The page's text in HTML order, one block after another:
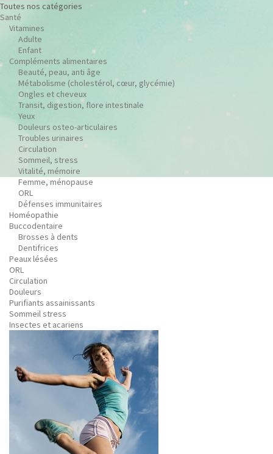
Toutes nos catégories
Santé
Vitamines
Adulte
Enfant
Compléments alimentaires
Beauté, peau, anti âge
Métabolisme (cholestérol, cœur, glycémie)
Ongles et cheveux
Transit, digestion, flore intestinale
Yeux
Douleurs osteo-articulaires
Troubles urinaires
Circulation
Sommeil, stress
Vitalité, mémoire
Femme, ménopause
ORL
Défenses immunitaires
Homéopathie
Buccodentaire
Brosses à dents
Dentifrices
Peaux lésées
ORL
Circulation
Douleurs
Purifiants assainissants
Sommeil stress
Insectes et acariens